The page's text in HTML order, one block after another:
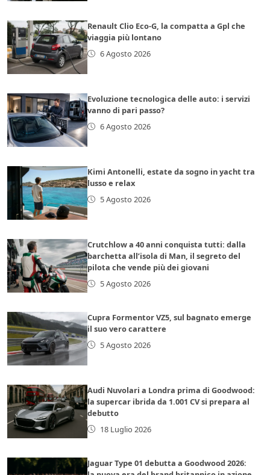
Renault Clio Eco-G, la compatta a Gpl che
viaggia più lontano
6 Agosto 2026
Evoluzione tecnologica delle auto: i servizi
vanno di pari passo?
6 Agosto 2026
Kimi Antonelli, estate da sogno in yacht tra
lusso e relax
5 Agosto 2026
Crutchlow a 40 anni conquista tutti: dalla
barchetta all’isola di Man, il segreto del
pilota che vende più dei giovani
5 Agosto 2026
Cupra Formentor VZ5, sul bagnato emerge
il suo vero carattere
5 Agosto 2026
Audi Nuvolari a Londra prima di Goodwood:
la supercar ibrida da 1.001 CV si prepara al
debutto
18 Luglio 2026
Jaguar Type 01 debutta a Goodwood 2026: